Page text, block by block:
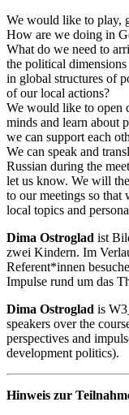
We would like to play,
How are we doing in
What do we need to
the political
in global structures of
of our local actions?
We would like to open
minds and learn about
we can support each
We can speak and
Russian during the
let us know. We will
to our meetings so that
local topics and
Dima Ostroglad ist
zwei Kindern. Im
Referent*innen
Impulse rund um das
Dima Ostroglad is
speakers over the
perspectives and
development politics).
Hinweis zur